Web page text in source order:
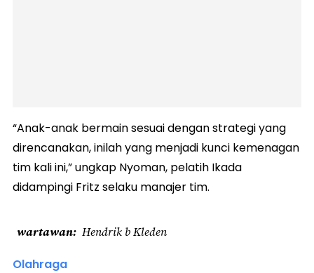
“Anak-anak bermain sesuai dengan strategi yang
direncanakan, inilah yang menjadi kunci kemenagan
tim kali ini,” ungkap Nyoman, pelatih Ikada
didampingi Fritz selaku manajer tim.
wartawan Hendrik b Kleden
Olahraga